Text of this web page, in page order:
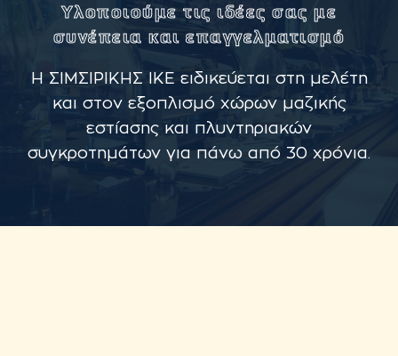
Υλοποιούμε τις ιδέες σας με
συνέπεια και επαγγελματισμό
Η ΣΙΜΣΙΡΙΚΗΣ ΙΚΕ ειδικεύεται στη μελέτη
και στον εξοπλισμό χώρων μαζικής
εστίασης και πλυντηριακών
συγκροτημάτων για πάνω από 30 χρόνια.